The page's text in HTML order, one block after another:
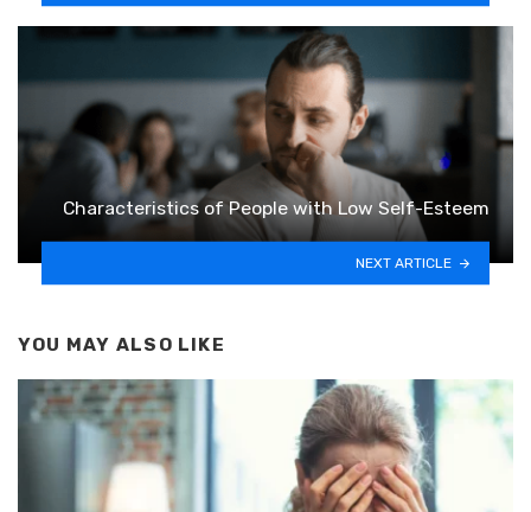
Characteristics of People with Low Self-Esteem
NEXT ARTICLE
YOU MAY ALSO LIKE